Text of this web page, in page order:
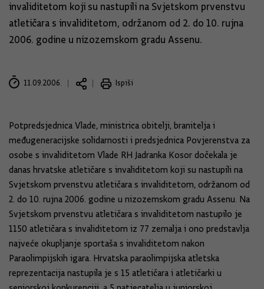
invaliditetom koji su nastupili na Svjetskom prvenstvu
atletičara s invaliditetom, održanom od 2. do 10. rujna
2006. godine u nizozemskom gradu Assenu.
11.09.2006. Ispiši
Potpredsjednica Vlade, ministrica obitelji, branitelja i
međugeneracijske solidarnosti i predsjednica Povjerenstva za
osobe s invaliditetom Vlade RH Jadranka Kosor dočekala je
danas hrvatske atletičare s invaliditetom koji su nastupili na
Svjetskom prvenstvu atletičara s invaliditetom, održanom od
2. do 10. rujna 2006. godine u nizozemskom gradu Assenu. Na
Svjetskom prvenstvu atletičara s invaliditetom nastupilo je
1150 atletičara s invaliditetom iz 77 zemalja i ono predstavlja
najveće okupljanje sportaša s invaliditetom nakon
Paraolimpijskih igara. Hrvatska paraolimpijska atletska
reprezentacija nastupila je s 15 atletičara i atletičarki u